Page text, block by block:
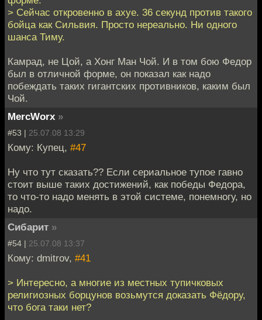
> Сейчас откровенно в ахуе. 36 секунд против такого
бойца как Сильвия. Просто нереально. Ни одного
шанса Тиму.
Камрад, не Цой, а Хонг Ман Чой. И в том бою Федор
был в отличной форме, он показал как надо
побеждать таких гигантских противников, каким был
Чой.
MercWorx »
#53 | 25.07.08 13:29
Кому: Купец, #47
Ну что тут сказать?? Если сериальное тупое гавно
стоит выше таких достижений, как победы Федора,
то что-то надо менять в этой системе, понемногу, но
надо.
Сибарит »
#54 | 25.07.08 13:37
Кому: dmitrov, #41
> Интересно, а многие из местных тупичковых
религиозных борцунов возьмутся доказать Фёдору,
что бога таки нет?